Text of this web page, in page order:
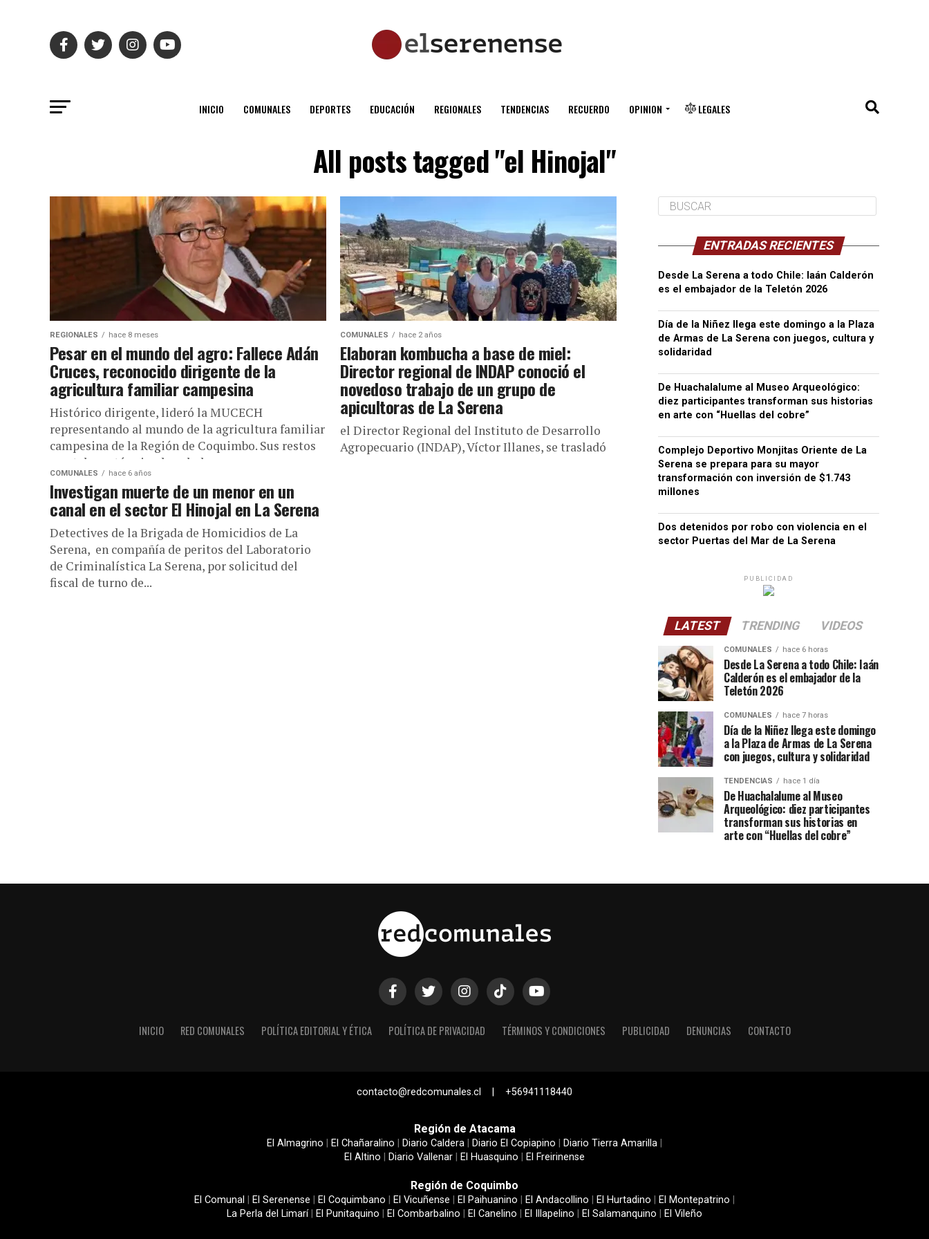
INICIO COMUNALES DEPORTES EDUCACIÓN REGIONALES TENDENCIAS RECUERDO OPINION LEGALES
All posts tagged "el Hinojal"
REGIONALES hace 8 meses
Pesar en el mundo del agro: Fallece Adán
Cruces, reconocido dirigente de la
agricultura familiar campesina
Histórico dirigente, lideró la MUCECH
representando al mundo de la agricultura familiar
campesina de la Región de Coquimbo. Sus restos
mortales están siendo velados en su...
COMUNALES hace 2 años
Elaboran kombucha a base de miel:
Director regional de INDAP conoció el
novedoso trabajo de un grupo de
apicultoras de La Serena
el Director Regional del Instituto de Desarrollo
Agropecuario (INDAP), Víctor Illanes, se trasladó
COMUNALES hace 6 años
Investigan muerte de un menor en un
canal en el sector El Hinojal en La Serena
Detectives de la Brigada de Homicidios de La
Serena, en compañía de peritos del Laboratorio
de Criminalística La Serena, por solicitud del
fiscal de turno de...
ENTRADAS RECIENTES
Desde La Serena a todo Chile: Iaán Calderón
es el embajador de la Teletón 2026
Día de la Niñez llega este domingo a la Plaza
de Armas de La Serena con juegos, cultura y
solidaridad
De Huachalalume al Museo Arqueológico:
diez participantes transforman sus historias
en arte con “Huellas del cobre”
Complejo Deportivo Monjitas Oriente de La
Serena se prepara para su mayor
transformación con inversión de $1.743
millones
Dos detenidos por robo con violencia en el
sector Puertas del Mar de La Serena
PUBLICIDAD
LATEST TRENDING VIDEOS
COMUNALES hace 6 horas
Desde La Serena a todo Chile: Iaán
Calderón es el embajador de la
Teletón 2026
COMUNALES hace 7 horas
Día de la Niñez llega este domingo
a la Plaza de Armas de La Serena
con juegos, cultura y solidaridad
TENDENCIAS hace 1 día
De Huachalalume al Museo
Arqueológico: diez participantes
transforman sus historias en
arte con “Huellas del cobre”
INICIO RED COMUNALES POLÍTICA EDITORIAL Y ÉTICA POLÍTICA DE PRIVACIDAD TÉRMINOS Y CONDICIONES PUBLICIDAD DENUNCIAS CONTACTO
contacto@redcomunales.cl | +56941118440
Región de Atacama
El Almagrino El Chañaralino Diario Caldera Diario El Copiapino Diario Tierra Amarilla
El Altino
Diario Vallenar El Huasquino El Freirinense
Región de Coquimbo
El Comunal El Serenense El Coquimbano El Vicuñense El Paihuanino El Andacollino El Hurtadino El Montepatrino
La Perla del Limarí| El Punitaquino El Combarbalino El Canelino El Illapelino El Salamanquino El Vileño